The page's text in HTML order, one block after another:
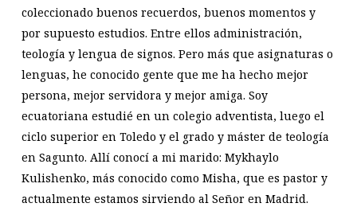
coleccionado buenos recuerdos, buenos momentos y
por supuesto estudios. Entre ellos administración,
teología y lengua de signos. Pero más que asignaturas o
lenguas, he conocido gente que me ha hecho mejor
persona, mejor servidora y mejor amiga. Soy
ecuatoriana estudié en un colegio adventista, luego el
ciclo superior en Toledo y el grado y máster de teología
en Sagunto. Allí conocí a mi marido: Mykhaylo
Kulishenko, más conocido como Misha, que es pastor y
actualmente estamos sirviendo al Señor en Madrid.